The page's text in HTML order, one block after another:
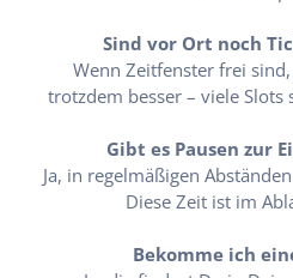
Sind vor Ort noch
Wenn Zeitfenster frei
trotzdem besser – viele Slots
Gibt es Pausen zur
Ja, in regelmäßigen
Diese Zeit ist im
Bekomme ich